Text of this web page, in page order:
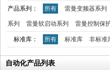
产品系列： 所有 雷曼变频器系列
系列 雷曼软启动系列 雷曼控制保
标准库： 所有 标准库 非标准
自动化产品列表